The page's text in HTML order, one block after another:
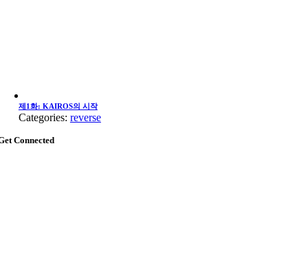
제1화: KAIROS의 시작
Categories: reverse
Connected